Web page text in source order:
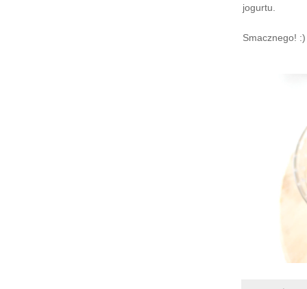
jogurtu.
Smacznego! :)